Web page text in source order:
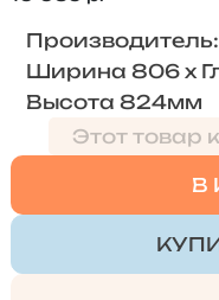
Производитель:
Ширина 806 х
Высота 824мм
Этот товар
В